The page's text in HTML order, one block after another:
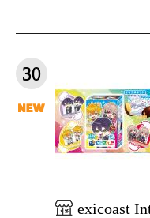
30
exicoast